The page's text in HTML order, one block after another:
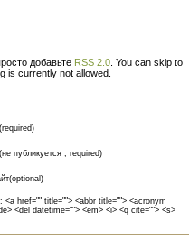
добавьте RSS 2.0 . You can skip to
is currently not allowed.
публикуется , required)
<a href="" title=""> <abbr title=""> <acronym
<del datetime=""> <em> <i> <q cite=""> <s>